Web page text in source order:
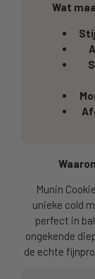
Wat
Munin
unieke cold
perfect in
ongekende
de echte